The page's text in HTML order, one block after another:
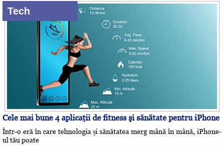
Tech
Cele mai bune 4 aplicaţii de fitness şi sănătate pentru iPhone
Într-o eră în care tehnologia și sănătatea merg mână în mână, iPhone-
ul tău poate